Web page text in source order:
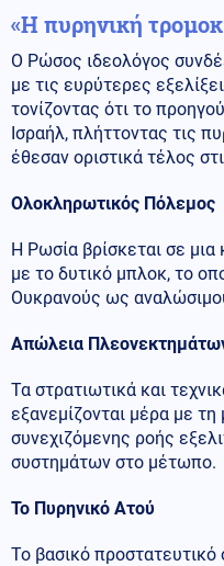
«Η πυρηνική
Ο Ρώσος ιδεολόγος
με τις ευρύτερες
τονίζοντας ότι το
Ισραήλ, πλήττοντας τις
έθεσαν οριστικά τέλος
Ολοκληρωτικός Πόλεμος
Η Ρωσία βρίσκεται σε
με το δυτικό μπλοκ, το
Ουκρανούς ως
Απώλεια
Τα στρατιωτικά και
εξανεμίζονται μέρα με τη
συνεχιζόμενης ροής
συστημάτων στο μέτωπο.
Το Πυρηνικό Ατού
Το βασικό